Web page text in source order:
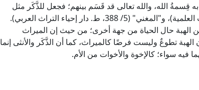
قِسمةُ الله، والله تعالى قد قَسَم بينهم؛ فجعل للذَّكَر مثل
الهبة حال الحياة من جهة أخرى؛ من حيث إن الميراث
تطوعٌ وليست فرضًا كالميراث، كما أن الذَّكَر والأنثى إنما
فيه سواء؛ كالإخوة والأخوات من الأم.